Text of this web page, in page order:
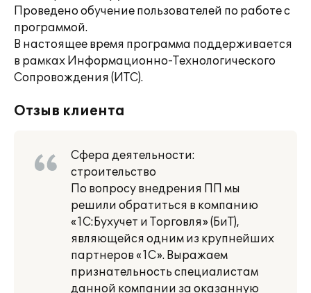
Проведено обучение пользователей по работе с
программой.
В настоящее время программа поддерживается
в рамках Информационно-Технологического
Сопровождения (ИТС).
Отзыв клиента
Сфера деятельности:
строительство
По вопросу внедрения ПП мы
решили обратиться в компанию
«1С:Бухучет и Торговля» (БиТ),
являющейся одним из крупнейших
партнеров «1С». Выражаем
признательность специалистам
данной компании за оказанную